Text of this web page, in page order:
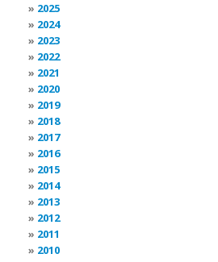
2025
2024
2023
2022
2021
2020
2019
2018
2017
2016
2015
2014
2013
2012
2011
2010